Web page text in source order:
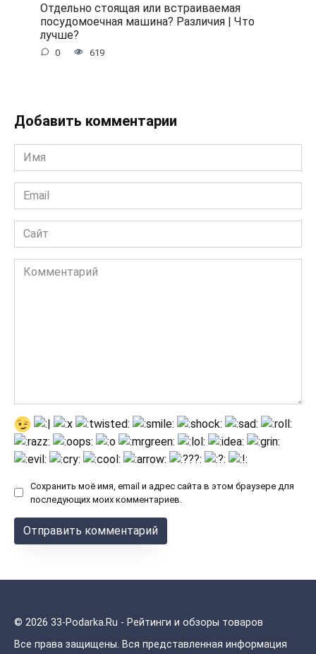
Отдельно стоящая или встраиваемая
посудомоечная машина? Различия | Что
лучше?
0 619
Добавить комментарии
Имя
*
Email
*
Сайт
Комментарий
Сохранить моё имя, email и адрес сайта в этом браузере для
последующих моих комментариев.
© 2026 33-Podarka.Ru - Рейтинги и обзоры товаров
Все права защищены. Вся представленная информация